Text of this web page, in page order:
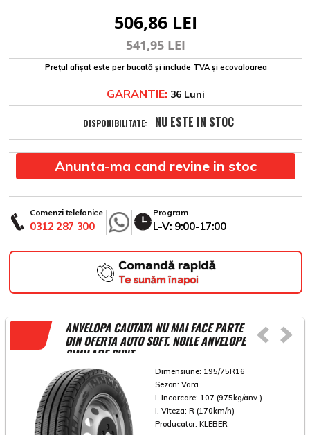
506,86 LEI
541,95 LEI
Prețul afișat este per bucată și include TVA și ecovaloarea
GARANTIE: 36 Luni
DISPONIBILITATE: NU ESTE IN STOC
Anunta-ma cand revine in stoc
Comenzi telefonice
0312 287 300
Program
L-V: 9:00-17:00
Comandă rapidă
Te sunăm înapoi
ANVELOPA CAUTATA NU MAI FACE PARTE
DIN OFERTA AUTO SOFT. NOILE ANVELOPE
SIMILARE SUNT
Dimensiune: 195/75R16
Sezon: Vara
I. Incarcare: 107 (975kg/anv.)
I. Viteza: R (170km/h)
Producator: KLEBER